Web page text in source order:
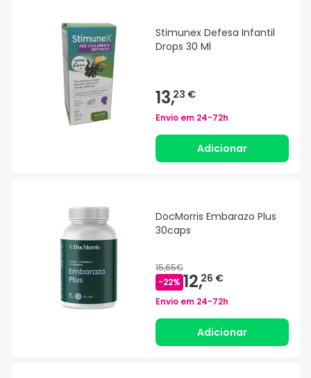
Stimunex Defesa Infantil
Drops 30 Ml
13,23 €
Envio em 24-72h
Adicionar
DocMorris Embarazo Plus
30caps
15,65€
-22% 12,26 €
Envio em 24-72h
Adicionar